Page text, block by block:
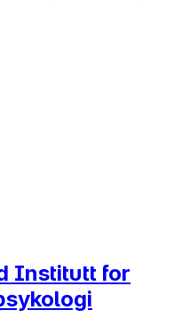
Institutt for